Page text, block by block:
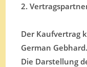
2.
Der Kaufvertrag
German Gebhard.
Die Darstellung